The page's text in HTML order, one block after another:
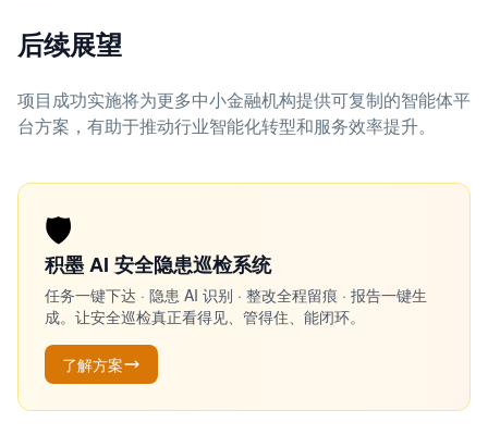
后续展望
项目成功实施将为更多中小金融机构提供可复制的智能体平
台方案，有助于推动行业智能化转型和服务效率提升。
🛡️
积墨 AI 安全隐患巡检系统
任务一键下达 · 隐患 AI 识别 · 整改全程留痕 · 报告一键生
成。让安全巡检真正看得见、管得住、能闭环。
了解方案